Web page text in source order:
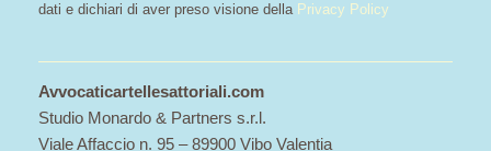
dati e dichiari di aver preso visione della Privacy Policy
Avvocaticartellesattoriali.com
Studio Monardo & Partners s.r.l.
Viale Affaccio n. 95 – 89900 Vibo Valentia